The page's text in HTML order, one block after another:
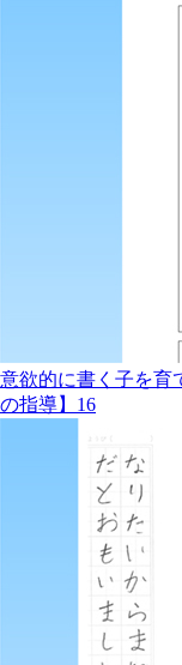
意欲的に書く子を育
の指導】16